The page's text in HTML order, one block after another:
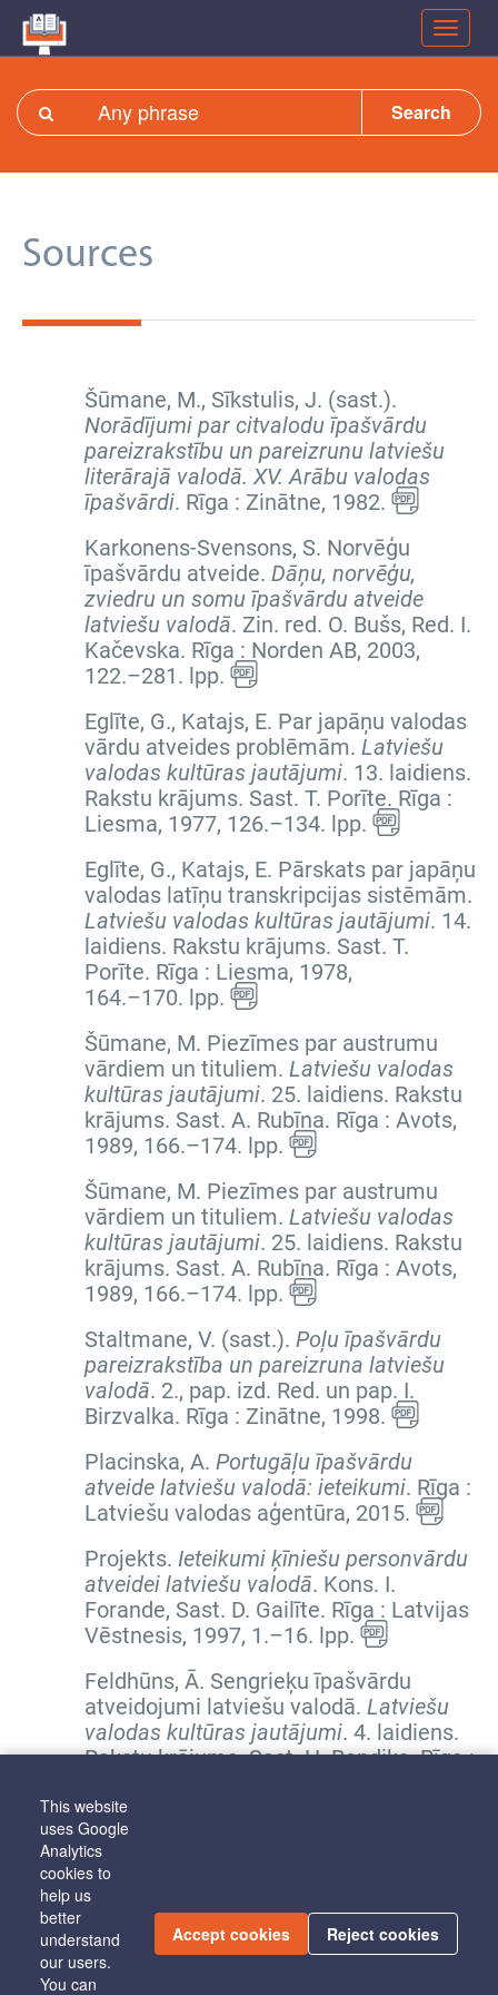
Search
Sources
Šūmane, M., Sīkstulis, J. (sast.).
Norādījumi par citvalodu īpašvārdu
pareizrakstību un pareizrunu latviešu
literārajā valodā. XV. Arābu valodas
īpašvārdi. Rīga : Zinātne, 1982.
Karkonens-Svensons, S. Norvēģu
īpašvārdu atveide. Dāņu, norvēģu,
zviedru un somu īpašvārdu atveide
latviešu valodā. Zin. red. O. Bušs, Red. I.
Kačevska. Rīga : Norden AB, 2003,
122.–281. lpp.
Eglīte, G., Katajs, E. Par japāņu valodas
vārdu atveides problēmām. Latviešu
valodas kultūras jautājumi. 13. laidiens.
Rakstu krājums. Sast. T. Porīte. Rīga :
Liesma, 1977, 126.–134. lpp.
Eglīte, G., Katajs, E. Pārskats par japāņu
valodas latīņu transkripcijas sistēmām.
Latviešu valodas kultūras jautājumi. 14.
laidiens. Rakstu krājums. Sast. T.
Porīte. Rīga : Liesma, 1978,
164.–170. lpp.
Šūmane, M. Piezīmes par austrumu
vārdiem un tituliem. Latviešu valodas
kultūras jautājumi. 25. laidiens. Rakstu
krājums. Sast. A. Rubīna. Rīga : Avots,
1989, 166.–174. lpp.
Šūmane, M. Piezīmes par austrumu
vārdiem un tituliem. Latviešu valodas
kultūras jautājumi. 25. laidiens. Rakstu
krājums. Sast. A. Rubīna. Rīga : Avots,
1989, 166.–174. lpp.
Staltmane, V. (sast.). Poļu īpašvārdu
pareizrakstība un pareizruna latviešu
valodā. 2., pap. izd. Red. un pap. I.
Birzvalka. Rīga : Zinātne, 1998.
Placinska, A. Portugāļu īpašvārdu
atveide latviešu valodā: ieteikumi. Rīga :
Latviešu valodas aģentūra, 2015.
Projekts. Ieteikumi ķīniešu personvārdu
atveidei latviešu valodā. Kons. I.
Forande, Sast. D. Gailīte. Rīga : Latvijas
Vēstnesis, 1997, 1.–16. lpp.
Feldhūns, Ā. Sengrieķu īpašvārdu
atveidojumi latviešu valodā. Latviešu
valodas kultūras jautājumi. 4. laidiens.
Rakstu krājums. Sast. H. Bendiks. Rīga :
First Previous
Next
This website
uses Google
Analytics
cookies to
help us
better
understand
our users.
You can
Accept cookies Reject cookies